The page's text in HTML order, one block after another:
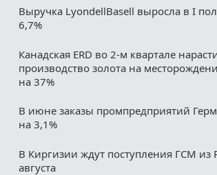
Выручка LyondellBasell выросла в I
6,7%
Канадская ERD во 2-м квартале
производство золота на
на 37%
В июне заказы промпредприятий
на 3,1%
В Киргизии ждут поступления ГСМ из
августа